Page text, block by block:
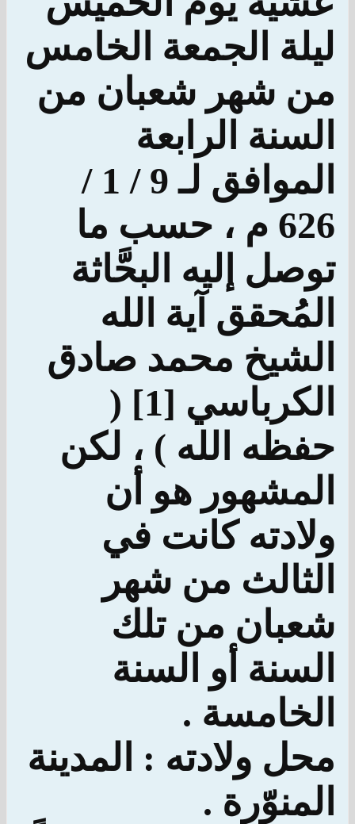
ليلة الجمعة الخامس
من شهر شعبان من
السنة الرابعة
الموافق لـ 9 / 1 /
626 م ، حسب ما
توصل إليه البحَّاثة
المُحقق آية الله
الشيخ محمد صادق
الكرباسي [1] (
حفظه الله ) ، لكن
المشهور هو أن
ولادته كانت في
الثالث من شهر
شعبان من تلك
السنة أو السنة
الخامسة .
محل ولادته : المدينة
المنوّرة .